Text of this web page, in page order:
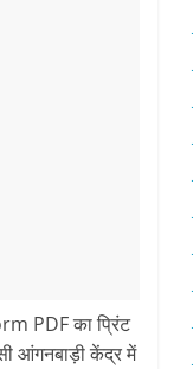
PDF का प्रिंट
आंगनबाड़ी केंद्र में